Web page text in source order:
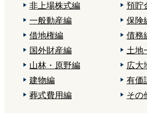
非上場株式編
預貯
一般動産編
保険
借地権編
債務
国外財産編
土地
山林・原野編
広大
建物編
有価
葬式費用編
その